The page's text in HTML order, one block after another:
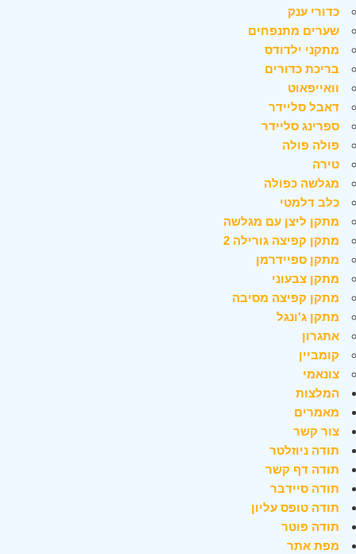
כדורי ענק
שערים מתנפחים
מתקני ילדודס
בריכת כדורים
וואייפאוט
דאבל סליידר
ספרינג סליידר
פולה פולה
טירה
מגלשה כפולה
כלב דלמטי
מתקן ליצן עם מגלשה
מתקן קפיצה גורילה 2
מתקן ספיידרמן
מתקן צבעוני
מתקן קפיצה מסיבה
מתקן ג'ונגל
אתגרון
קומביין
צונאמי
המלצות
מאמרים
צור קשר
תודה ניוזלטר
תודה דף קשר
תודה סיידבר
תודה טופס עליון
תודה פוטר
מפת אתר